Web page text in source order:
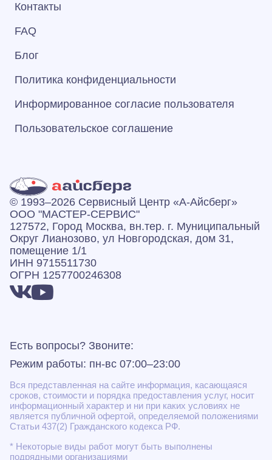
Контакты
FAQ
Блог
Политика конфиденциальности
Информированное согласие пользователя
Пользовательское соглашение
© 1993–2026 Сервисный Центр «А‑Айсберг»
ООО "МАСТЕР-СЕРВИС"
127572, Город Москва, вн.тер. г. Муниципальный
Округ Лианозово, ул Новгородская, дом 31,
помещение 1/1
ИНН 9715511730
ОГРН 1257700246308
Есть вопросы? Звоните:
Режим работы: пн-вс 07:00–23:00
Вся представленная на сайте информация, касающаяся
сроков, стоимости и порядка предоставления услуг, носит
информационный характер и ни при каких условиях не
является публичной офертой, определяемой положениями
Статьи 437(2) Гражданского кодекса РФ.
* Некоторые виды работ могут быть выполнены
подрядными организациями